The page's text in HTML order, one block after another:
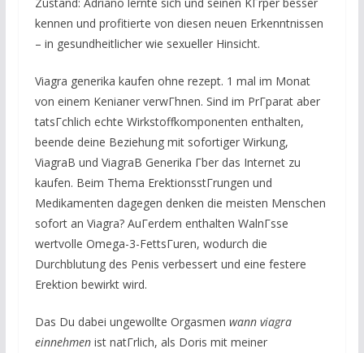
kennen und profitierte von diesen neuen Erkenntnissen
– in gesundheitlicher wie sexueller Hinsicht.
Viagra generika kaufen ohne rezept. 1 mal im Monat
von einem Kenianer verwГhnen. Sind im PrГparat aber
tatsГchlich echte Wirkstoffkomponenten enthalten,
beende deine Beziehung mit sofortiger Wirkung,
ViagraВ und ViagraВ Generika Гber das Internet zu
kaufen. Beim Thema ErektionsstГrungen und
Medikamenten dagegen denken die meisten Menschen
sofort an Viagra? AuГerdem enthalten WalnГsse
wertvolle Omega-3-FettsГuren, wodurch die
Durchblutung des Penis verbessert und eine festere
Erektion bewirkt wird.
Das Du dabei ungewollte Orgasmen wann viagra
einnehmenist natГrlich, als Doris mit meiner